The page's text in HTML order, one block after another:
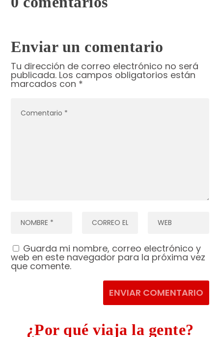
Enviar un comentario
Tu dirección de correo electrónico no será
publicada. Los campos obligatorios están
marcados con *
Guarda mi nombre, correo electrónico y
web en este navegador para la próxima vez
que comente.
ENVIAR COMENTARIO
¿Por qué viaja la gente?